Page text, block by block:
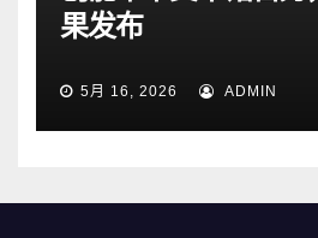
果发布
5月 16, 2026 ADMIN